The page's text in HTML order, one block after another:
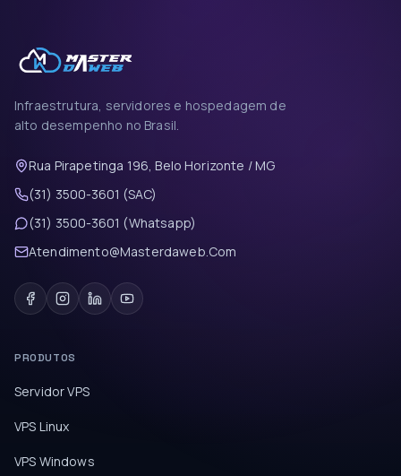
Infraestrutura, servidores e hospedagem de
alto desempenho no Brasil.
Rua Pirapetinga 196, Belo Horizonte / MG
(31) 3500-3601 (SAC)
(31) 3500-3601 (Whatsapp)
Atendimento@Masterdaweb.Com
PRODUTOS
Servidor VPS
VPS Linux
VPS Windows